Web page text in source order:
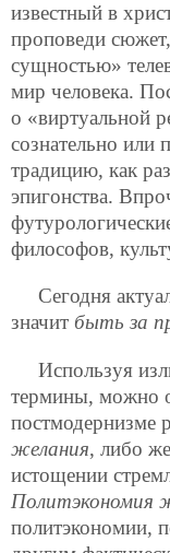
известный в
проповеди
сущностью»
мир человека.
о «виртуальной
сознательно
традицию, как
эпигонства.
философов,
Сегодня
значит быть за
Используя
термины, можно
постмодернизме
желания, либо
истощении
Политэкономия
политэкономии,